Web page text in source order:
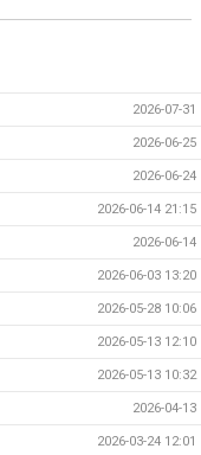
2026-07-31
2026-06-25
2026-06-24
2026-06-14 21:15
2026-06-14
2026-06-03 13:20
2026-05-28 10:06
2026-05-13 12:10
2026-05-13 10:32
2026-04-13
2026-03-24 12:01